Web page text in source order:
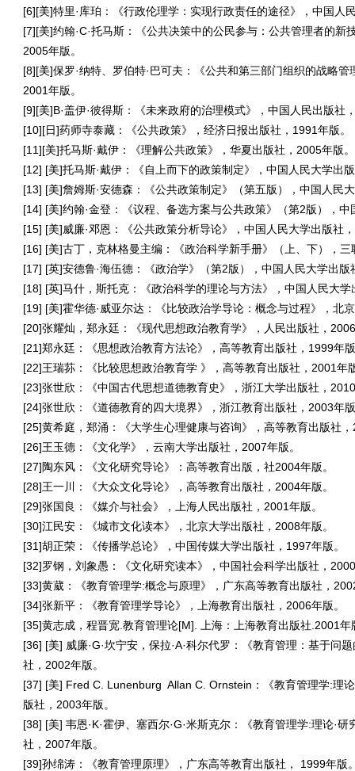
[6][美]特里· 库珀：《行政伦理学：实现行政责任的途径》，中国人
[7][美]约翰·C·托马斯：《公共决策中的公民参与：公共管理者的新
2005年版。
[8][美]保罗·纳特、罗伯特·巴可夫：《公共和第三部门组织的战略
2001年版。
[9][美]B·盖伊·彼得斯：《未来政府的治理模式》，中国人民出版社
[10][日]药师寺泰藏：《公共政策》，经济日报出版社， 1991年版。
[11][美]托马斯·戴伊：《理解公共政策》，华夏出版社， 2005年版。
[12] [美]托马斯·戴伊：《自上而下的政策制定》，中国人民大学出
[13] [美]詹姆斯·安德森：《公共政策制定》（第五版），中国人民
[14] [美]约翰·金登：《议程、备选方案与公共政策》（第2版），中
[15] [美]威廉·邓恩：《公共政策分析导论》，中国人民大学出版社，
[16] [美]古丁，克林格曼主编：《政治科学新手册》（上、下），三
[17] [英]安德鲁·海伍德：《政治学》（第2版），中国人民大学出版
[18] [英]马什，斯托克：《政治科学的理论与方法》，中国人民大学
[19] [美]霍华德· 威亚尔达：《比较政治学导论：概念与过程》，北
[20]张耀灿，郑永廷：《现代思想政治教育学》，人民出版社，
[21]郑永廷：《思想政治教育方法论》，高等教育出版社， 1999年
[22]王瑞荪：《比较思想政治教育学 》，高等教育出版社， 2001年
[23]张世欣：《中国古代思想道德教育史》，浙江大学出版社，
[24]张世欣：《道德教育的四大境界》，浙江教育出版社， 2003年
[25]黄希庭，郑涌：《大学生心理健康与咨询》，高等教育出版社，
[26]王玉德：《文化学》，云南大学出版社， 2007年版。
[27]陶东风：《文化研究导论》：高等教育出版，社2004年版。
[28]王一川：《大众文化导论》，高等教育出版社， 2004年版。
[29]张国良：《媒介与社会》，上海人民出版社， 2001年版。
[30]江民安：《城市文化读本》，北京大学出版社， 2008年版。
[31]胡正荣：《传播学总论》，中国传媒大学出版社， 1997年版。
[32]罗钢，刘象愚：《文化研究读本》，中国社会科学出版社，
[33]黄葳：《教育管理学:概念与原理》，广东高等教育出版社，
[34]张新平：《教育管理学导论》，上海教育出版社， 2006年版。
[35]黄志成，程晋宽 .教育管理论[M]. 上海：上海教育出版社 .2001年
[36] [美] 威廉·G·坎宁安，保拉·A·科尔代罗：《教育管理：基于问
社， 2002年版。
[37] [美] Fred C. Lunenburg Allan C. Ornstein ：《教育管理学:理
版社， 2003年版。
[38] [美]韦恩·K·霍伊、塞西尔·G·米斯克尔：《教育管理学:理论·研
社， 2007年版。
[39]孙绵涛：《教育管理原理》，广东高等教育出版社，
1999年版